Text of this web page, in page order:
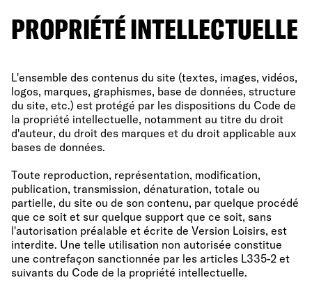
PROPRIÉTÉ INTELLECTUELLE
L'ensemble des contenus du site (textes, images, vidéos,
logos, marques, graphismes, base de données, structure
du site, etc.) est protégé par les dispositions du Code de
la propriété intellectuelle, notamment au titre du droit
d'auteur, du droit des marques et du droit applicable aux
bases de données.
Toute reproduction, représentation, modification,
publication, transmission, dénaturation, totale ou
partielle, du site ou de son contenu, par quelque procédé
que ce soit et sur quelque support que ce soit, sans
l'autorisation préalable et écrite de Version Loisirs, est
interdite. Une telle utilisation non autorisée constitue
une contrefaçon sanctionnée par les articles L335-2 et
suivants du Code de la propriété intellectuelle.